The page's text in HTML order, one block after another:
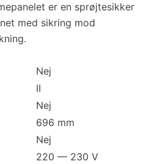
er en sprøjtesikker
med sikring mod
Nej
II
Nej
696 mm
Nej
220 — 230 V